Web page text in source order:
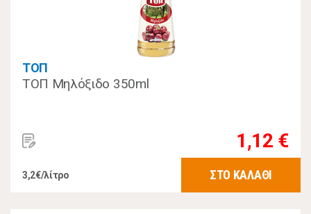
ΤΟΠ
ΤΟΠ Μηλόξιδο 350ml
1,12 €
3,2€/λίτρο ΣΤΟ ΚΑΛΑΘΙ